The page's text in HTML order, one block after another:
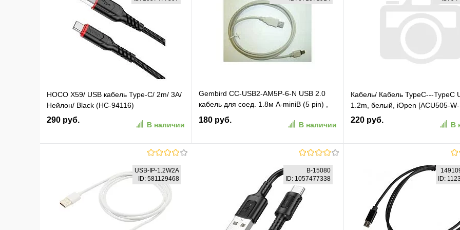
HOCO X59/ USB кабель Type-C/ 2m/ 3A/
Нейлон/ Black (HC-94116)
290 руб.
В наличии
В корзину
В избранное К сравнению
Gembird CC-USB2-AM5P-6-N USB 2.0
кабель для соед. 1.8м А-miniB (5 pin) ,
пакет
180 руб.
В наличии
В корзину
В избранное К сравнению
Кабель/ Кабель TypeC---TypeC
1.2m, белый, iOpen [ACU505-
220 руб.
В
В корзину
В избранное
USB-IP-1.2W2A
ID: 581129468
B-15080
ID: 1057477338
ID: